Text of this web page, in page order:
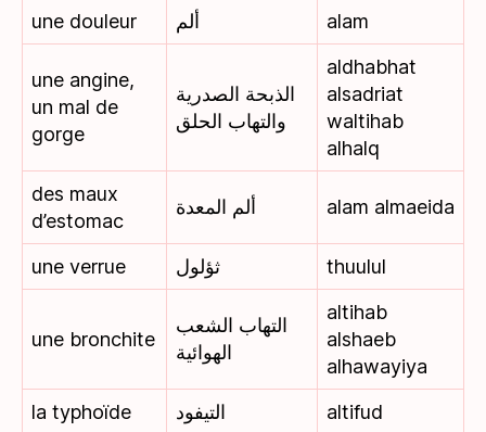
une douleur ألم alam
une angine,
un mal de
gorge
الذبحة الصدرية
والتهاب الحلق
aldhabhat
alsadriat
waltihab
alhalq
des maux
d’estomac
ألم المعدة alam almaeida
une verrue ثؤلول thuulul
une bronchite
التهاب الشعب
الهوائية
altihab
alshaeb
alhawayiya
la typhoïde
التيفود altifud